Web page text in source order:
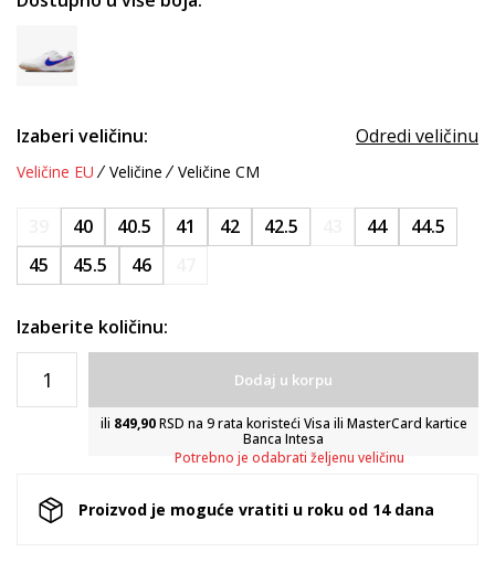
Izaberi veličinu: Odredi veličinu
Veličine EU Veličine Veličine CM
40 40.5 41 42 42.5 44
44.5
45
45.5 46
Izaberite količinu:
Dodaj u korpu
ili 849,90RSD na 9 rata koristeći Visa ili MasterCard kartice
Banca Intesa
Potrebno je odabrati željenu veličinu
Proizvod je moguće vratiti u roku od 14 dana